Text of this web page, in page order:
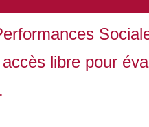
libre pour